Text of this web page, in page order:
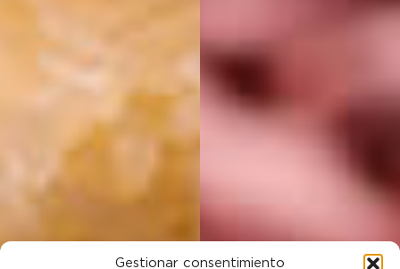
Gestionar consentimiento